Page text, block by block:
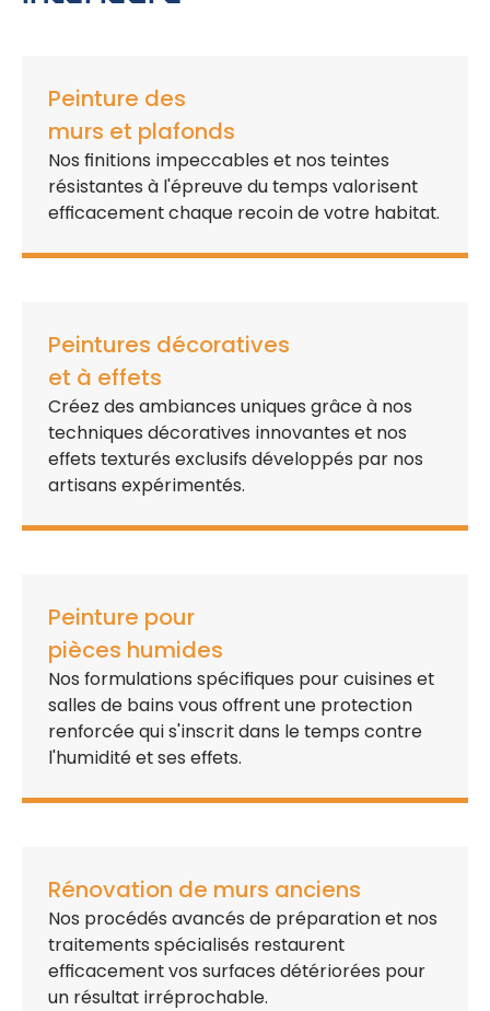
Peinture des
murs et plafonds
Nos finitions impeccables et nos teintes
résistantes à l'épreuve du temps valorisent
efficacement chaque recoin de votre habitat.
Peintures décoratives
et à effets
Créez des ambiances uniques grâce à nos
techniques décoratives innovantes et nos
effets texturés exclusifs développés par nos
artisans expérimentés.
Peinture pour
pièces humides
Nos formulations spécifiques pour cuisines et
salles de bains vous offrent une protection
renforcéequi s'inscrit dans le temps contre
l'humidité et ses effets.
Rénovation de murs anciens
Nos procédés avancés de préparationet nos
traitements spécialisés restaurent
efficacement vos surfaces détériorées pour
un résultat irréprochable.